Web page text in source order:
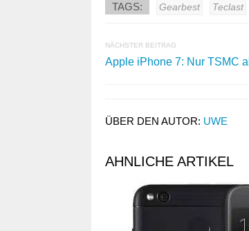
TAGS: Gearbest Teclast
NÄCHSTER BEITRAG
Apple iPhone 7: Nur TSMC
ÜBER DEN AUTOR: UWE
AHNLICHE ARTIKEL